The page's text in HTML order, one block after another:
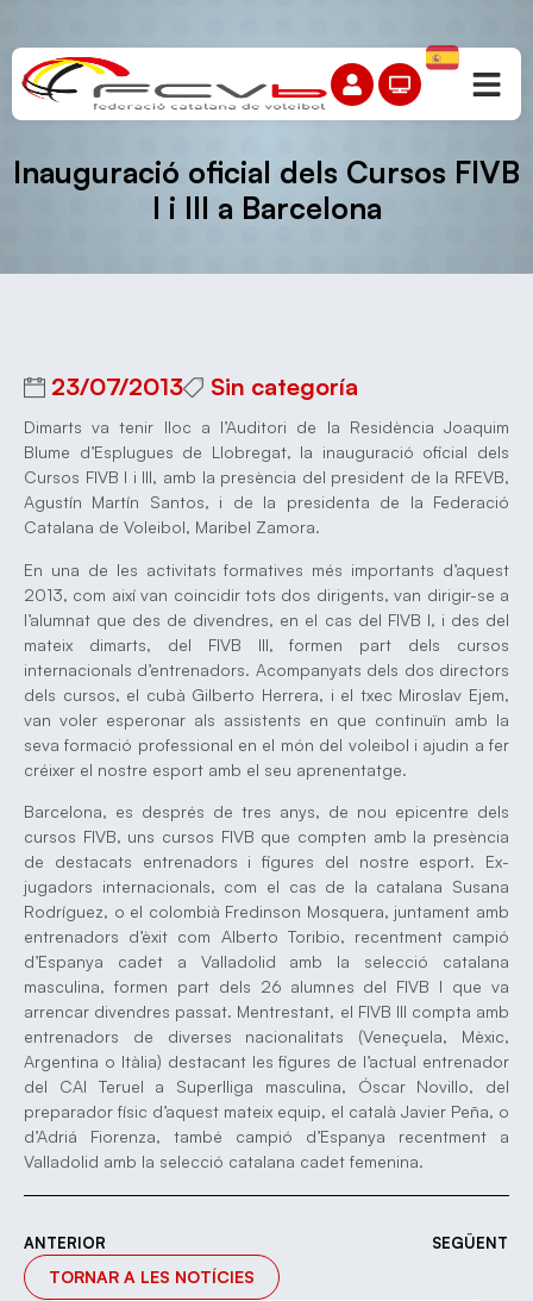
Inauguració oficial dels Cursos FIVB
I i III a Barcelona
23/07/2013 Sin categoría
Dimarts va tenir lloc a l’Auditori de la Residència Joaquim
Blume d’Esplugues de Llobregat, la inauguració oficial dels
Cursos FIVB I i III, amb la presència del president de la RFEVB,
Agustín Martín Santos, i de la presidenta de la Federació
Catalana de Voleibol, Maribel Zamora.
En una de les activitats formatives més importants d’aquest
2013, com així van coincidir tots dos dirigents, van dirigir-se a
l’alumnat que des de divendres, en el cas del FIVB I, i des del
mateix dimarts, del FIVB III, formen part dels cursos
internacionals d’entrenadors. Acompanyats dels dos directors
dels cursos, el cubà Gilberto Herrera, i el txec Miroslav Ejem,
van voler esperonar als assistents en que continuïn amb la
seva formació professional en el món del voleibol i ajudin a fer
créixer el nostre esport amb el seu aprenentatge.
Barcelona, es després de tres anys, de nou epicentre dels
cursos FIVB, uns cursos FIVB que compten amb la presència
de destacats entrenadors i figures del nostre esport. Ex-
jugadors internacionals, com el cas de la catalana Susana
Rodríguez, o el colombià Fredinson Mosquera, juntament amb
entrenadors d’èxit com Alberto Toribio, recentment campió
d’Espanya cadet a Valladolid amb la selecció catalana
masculina, formen part dels 26 alumnes del FIVB I que va
arrencar divendres passat. Mentrestant, el FIVB III compta amb
entrenadors de diverses nacionalitats (Veneçuela, Mèxic,
Argentina o Itàlia) destacant les figures de l’actual entrenador
del CAI Teruel a Superlliga masculina, Óscar Novillo, del
preparador físic d’aquest mateix equip, el català Javier Peña, o
d’Adriá Fiorenza, també campió d’Espanya recentment a
Valladolid amb la selecció catalana cadet femenina.
ANTERIOR SEGÜENT
TORNAR A LES NOTÍCIES